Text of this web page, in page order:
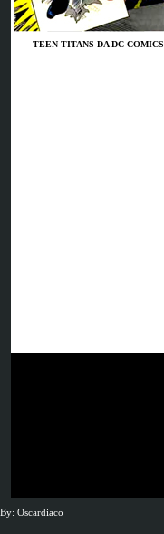
TEEN TITANS DA DC COMICS
By: Oscardiaco